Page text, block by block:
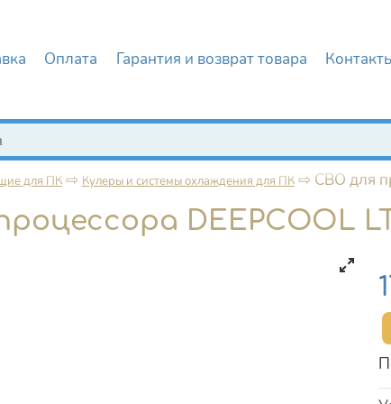
Оплата Гарантия и возврат товара
для ПК⇨ Кулеры и системы охлаждения для ПК⇨ СВО для
DEEPCOOL